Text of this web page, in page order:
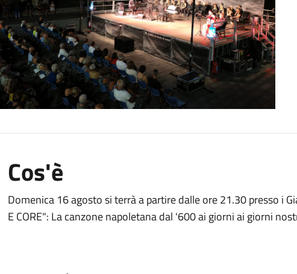
Cos'è
Domenica 16 agosto si terrà a partire dalle ore 21.30 presso i
E CORE": La canzone napoletana dal '600 ai giorni ai giorni